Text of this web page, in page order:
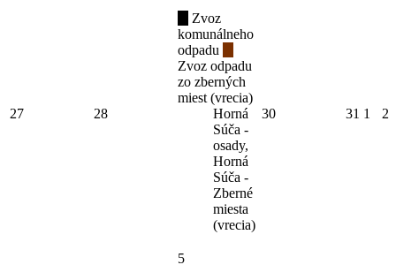
27 28
Zvoz
komunálneho
odpadu
Zvoz odpadu
zo zberných
miest (vrecia)
Horná
Súča -
osady,
Horná
Súča -
Zberné
miesta
(vrecia)
30 31 1 2
5